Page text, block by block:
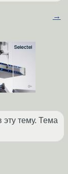
→
тему. Тема